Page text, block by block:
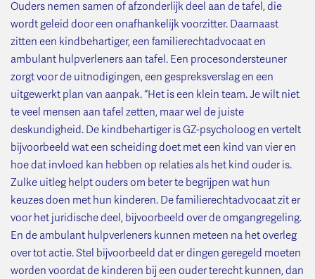
Ouders nemen samen of afzonderlijk deel aan de tafel, die
wordt geleid door een onafhankelijk voorzitter. Daarnaast
zitten een kindbehartiger, een familierechtadvocaat en
ambulant hulpverleners aan tafel. Een procesondersteuner
zorgt voor de uitnodigingen, een gespreksverslag en een
uitgewerkt plan van aanpak. “Het is een klein team. Je wilt niet
te veel mensen aan tafel zetten, maar wel de juiste
deskundigheid. De kindbehartiger is GZ-psycholoog en vertelt
bijvoorbeeld wat een scheiding doet met een kind van vier en
hoe dat invloed kan hebben op relaties als het kind ouder is.
Zulke uitleg helpt ouders om beter te begrijpen wat hun
keuzes doen met hun kinderen. De familierechtadvocaat zit er
voor het juridische deel, bijvoorbeeld over de omgangregeling.
En de ambulant hulpverleners kunnen meteen na het overleg
over tot actie. Stel bijvoorbeeld dat er dingen geregeld moeten
worden voordat de kinderen bij een ouder terecht kunnen, dan